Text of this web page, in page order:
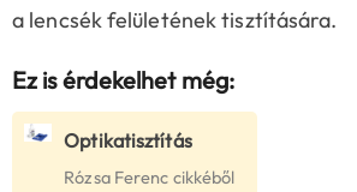
a lencsék felületének tisztítására.
Ez is érdekelhet még:
Optikatisztítás
Rózsa Ferenc cikkéből